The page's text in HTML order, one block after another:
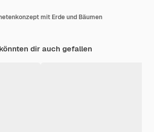
mit Erde und Bäumen
dir auch gefallen